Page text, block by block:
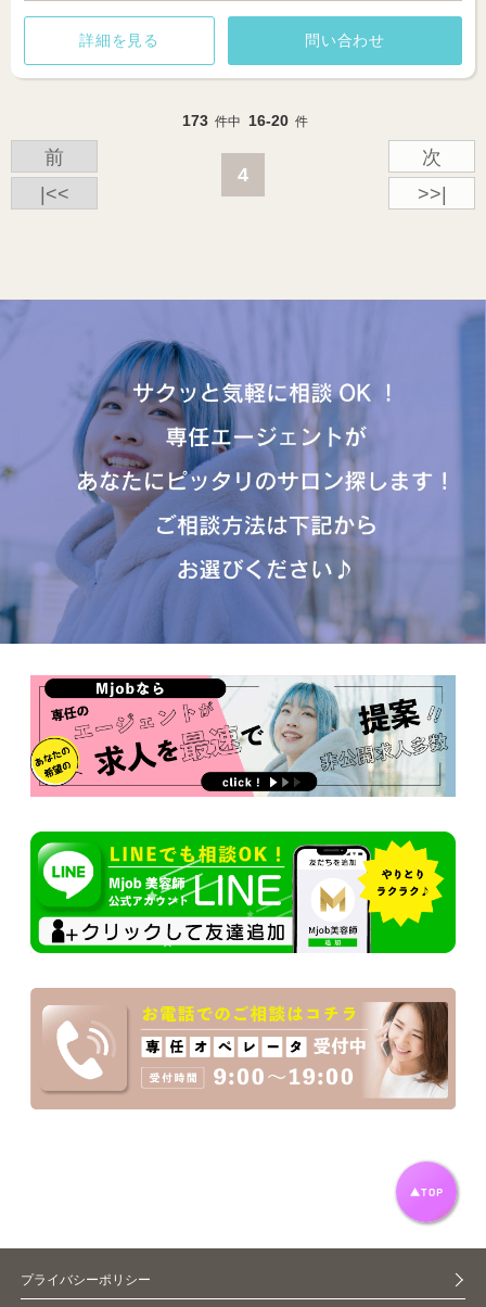
詳細を見る 問い合わせ
173 件中 16-20 件
|<<
前
4
次
>>|
プライバシーポリシー